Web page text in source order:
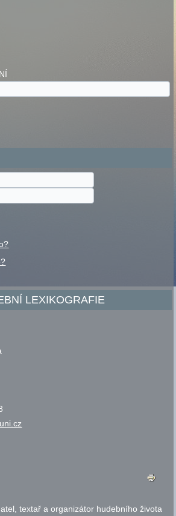
LEXIKOGRAFIE
textař a organizátor hudebního života